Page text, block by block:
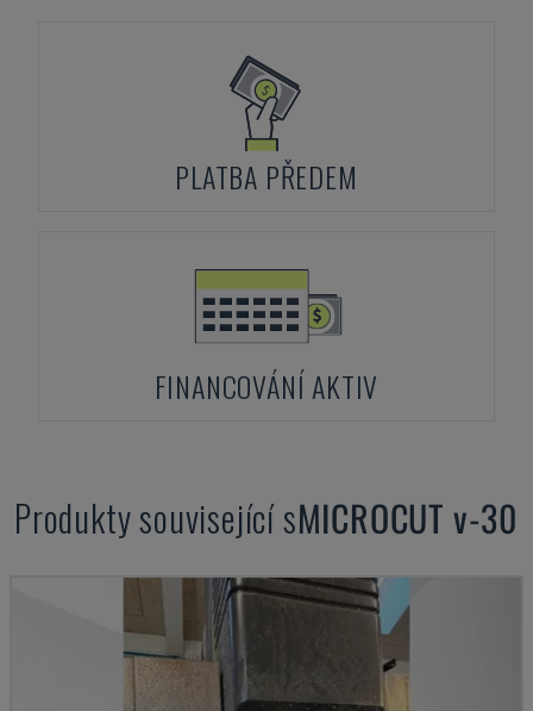
PLATBA PŘEDEM
FINANCOVÁNÍ AKTIV
Produkty související sMICROCUT v-30